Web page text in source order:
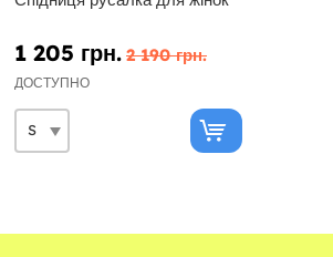
1 205 грн. 2 190 грн.
ДОСТУПНО